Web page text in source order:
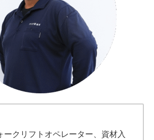
ークリフトオペレーター、資材入